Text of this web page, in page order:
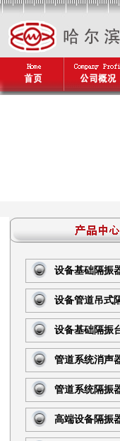
设备基础隔振
设备管道吊式
设备基础隔振
管道系统消声
管道系统隔振
高端设备隔振